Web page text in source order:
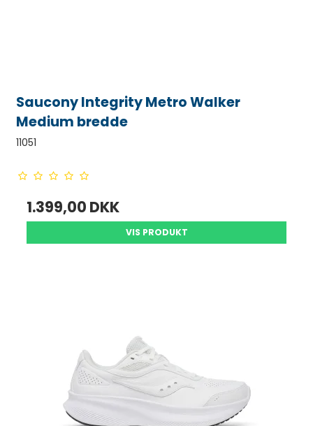
Saucony Integrity Metro Walker
Medium bredde
11051
1.399,00 DKK
VIS PRODUKT